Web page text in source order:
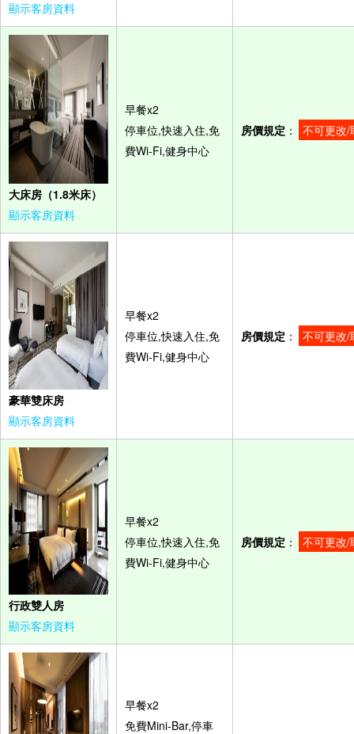
顯示客房資料
大床房（1.8米床）
顯示客房資料
早餐x2
停車位,快速入住,免
費Wi-Fi,健身中心
房價規定 ： 不可更改/
豪華雙床房
顯示客房資料
早餐x2
停車位,快速入住,免
費Wi-Fi,健身中心
房價規定 ： 不可更改/
行政雙人房
顯示客房資料
早餐x2
停車位,快速入住,免
費Wi-Fi,健身中心
房價規定 ： 不可更改/
早餐x2
免費Mini-Bar,停車